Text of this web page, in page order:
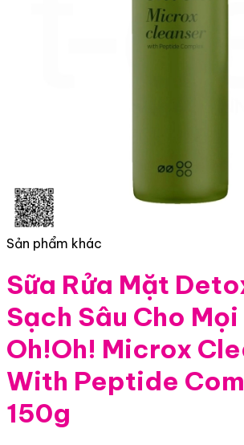
Sản phẩm khác
Sữa Rửa Mặt
Sạch Sâu Cho
Oh!Oh! Microx
With Peptide
150g